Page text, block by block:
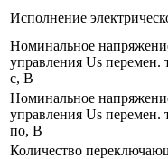
Исполнение
Номинальное
управления Us
с, В
Номинальное
управления Us
по, В
Количество